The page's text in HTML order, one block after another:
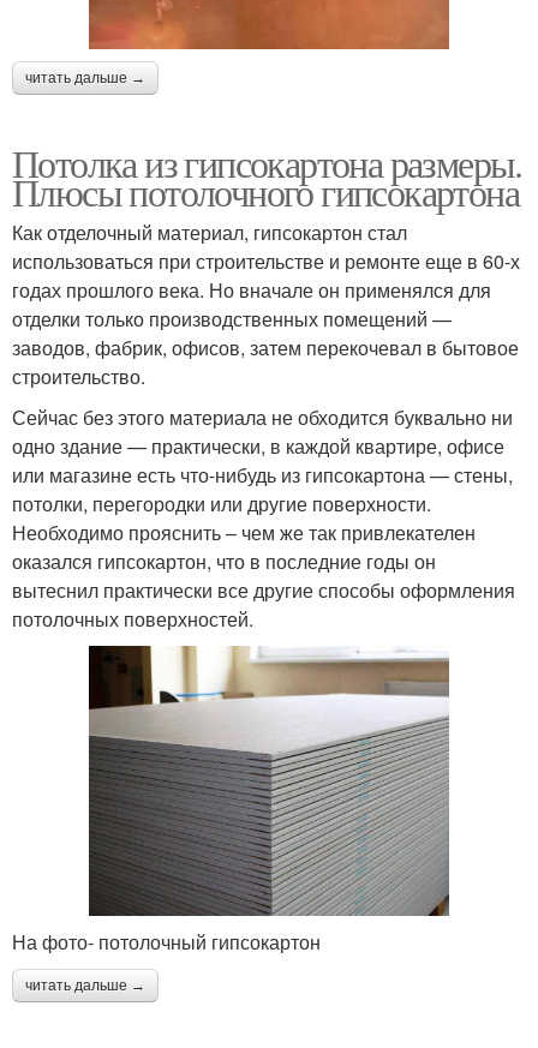
читать дальше →
Потолка из гипсокартона размеры.
Плюсы потолочного гипсокартона
Как отделочный материал, гипсокартон стал
использоваться при строительстве и ремонте еще в 60-х
годах прошлого века. Но вначале он применялся для
отделки только производственных помещений —
заводов, фабрик, офисов, затем перекочевал в бытовое
строительство.
Сейчас без этого материала не обходится буквально ни
одно здание — практически, в каждой квартире, офисе
или магазине есть что-нибудь из гипсокартона — стены,
потолки, перегородки или другие поверхности.
Необходимо прояснить – чем же так привлекателен
оказался гипсокартон, что в последние годы он
вытеснил практически все другие способы оформления
потолочных поверхностей.
На фото- потолочный гипсокартон
читать дальше →